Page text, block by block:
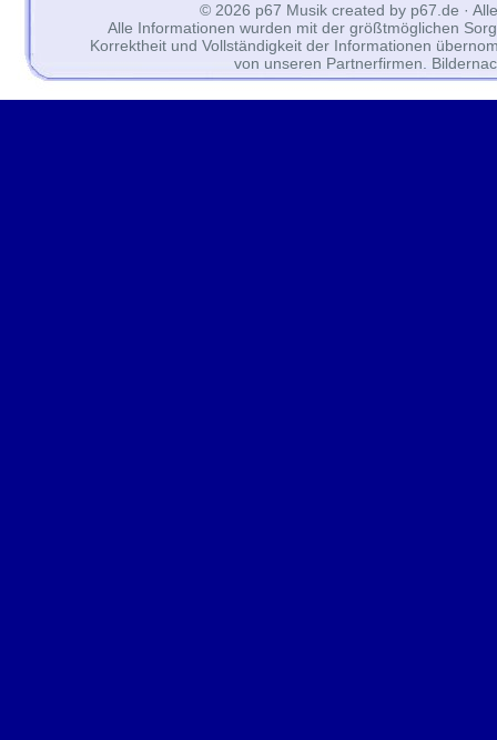
© 2026 p67 Musik created by p67.de ·
Alle Informationen wurden mit der größtmöglichen
Korrektheit und Vollständigkeit der Informationen
von unseren Partnerfirmen.